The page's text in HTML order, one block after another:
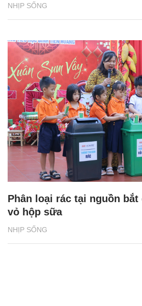
NHỊP SỐNG
NHỊP SỐNG
Phân loại rác tại nguồn
vỏ hộp sữa